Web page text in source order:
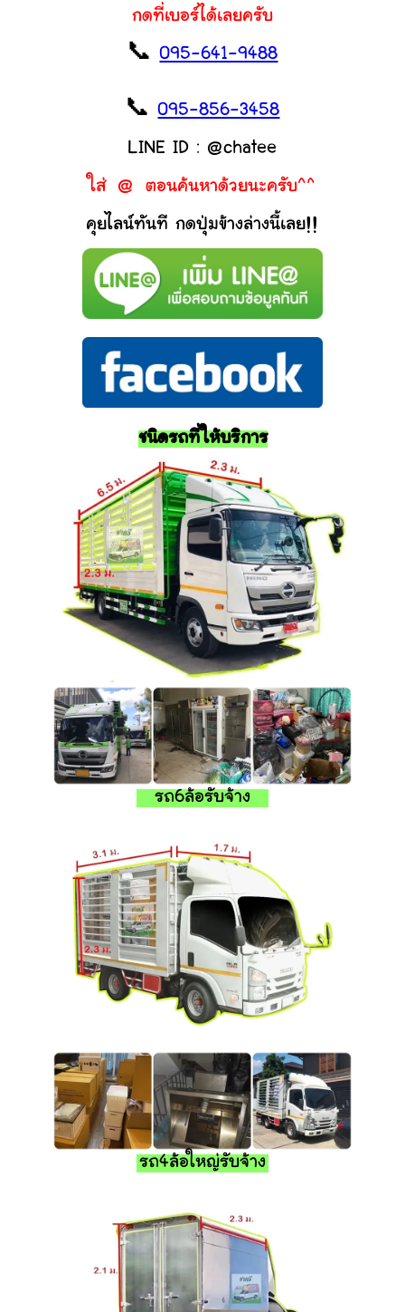
กดที่เบอร์ได้เลยครับ
📞095-641-9488
📞095-856-3458
LINE ID : @chatee
ใส่ @ ตอนค้นหาด้วยนะครับ^^
คุยไลน์ทันที กดปุ่มข้างล่างนี้เลย!!
ชนิดรถที่ให้บริการ
รถ6ล้อรับจ้าง
รถ4ล้อใหญ่รับจ้าง